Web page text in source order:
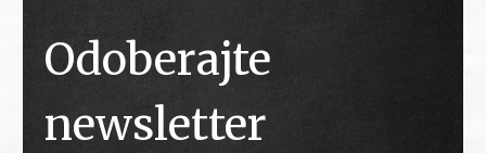
Odoberajte
newsletter